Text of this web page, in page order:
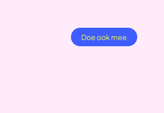
Doe ook mee